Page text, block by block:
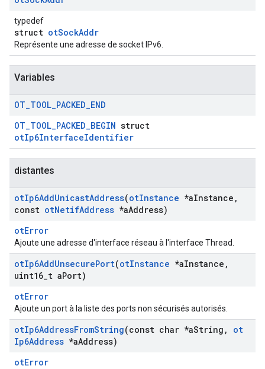
typedef
struct otSockAddr
Représente une adresse de socket IPv6.
Variables
OT_TOOL_PACKED_END
OT_TOOL_PACKED_BEGIN struct
otIp6InterfaceIdentifier
distantes
otIp6AddUnicastAddress(otInstance *aInstance ,
const otNetifAddress *aAddress)
otError
Ajoute une adresse d'interface réseau à l'interface Thread.
otIp6AddUnsecurePort(otInstance *aInstance ,
uint16 t aPort)
otError
Ajoute un port à la liste des ports non sécurisés autorisés.
otIp6AddressFromString(const char *aString ,
ot
Ip6Address *aAddress)
otError